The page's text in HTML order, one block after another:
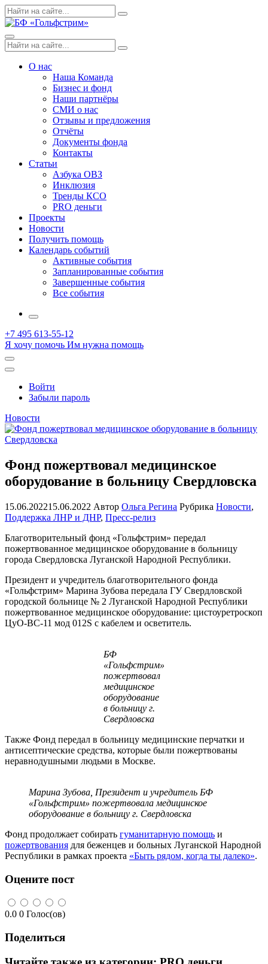
Skip
to
Поиск
по:
Search
Menu
Поиск
по:
Search
О нас
Наша Команда
Бизнес и фонд
Наши партнёры
СМИ о нас
Отзывы и предложения
Отчёты
Документы фонда
Контакты
Статьи
Азбука ОВЗ
Инклюзия
Тренды КСО
PRO деньги
Проекты
Новости
Получить помощь
Календарь событий
Активные события
Запланированные события
Завершенные события
Все события
More
+7 495 613-55-12
Я хочу помочь Им нужна помощь
Открыть
поиск
Профиль
Войти
Забыли пароль
Новости
Фонд пожертвовал медицинское
оборудование в больницу Свердловска
15.06.202215.06.2022 Автор Ольга Регина Рубрика Новости,
Поддержка ЛНР и ДНР, Пресс-релиз
Благотворительный фонд «Гольфстрим» передал
пожертвованное медицинское оборудование в больницу
города Свердловска Луганской Народной Республики.
Президент и учредитель благотворительного фонда
«Гольфстрим» Марина Зубова передала ГУ Свердловской
городской больнице № 2 Луганской Народной Республики
пожертвованное медицинское оборудование: цистоуретроскоп
ЦуО-ВС-11 мод 012S с кабелем и осветитель.
БФ
«Гольфстрим»
пожертвовал
медицинское
оборудование
в больницу г.
Свердловска
Также Фонд передал в больницу медицинские перчатки и
антисептические средства, которые были пожертвованы
неравнодушными людьми в Москве.
Марина Зубова, Президент и учредитель БФ
«Гольфстрим» пожертвовала медицинское
оборудование в больницу г. Свердловска
Фонд продолжает собирать гуманитарную помощь и
пожертвования для беженцев и больных Луганской Народной
Республики в рамках проекта «Быть рядом, когда ты далеко».
Оцените пост
0.0 0 Голос(ов)
Поделиться